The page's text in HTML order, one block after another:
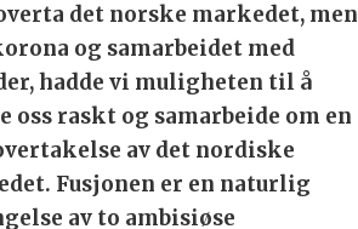
det norske markedet, men
og samarbeidet med
hadde vi muligheten til å
oss raskt og samarbeide om en
av det nordiske
Fusjonen er en naturlig
av to ambisiøse